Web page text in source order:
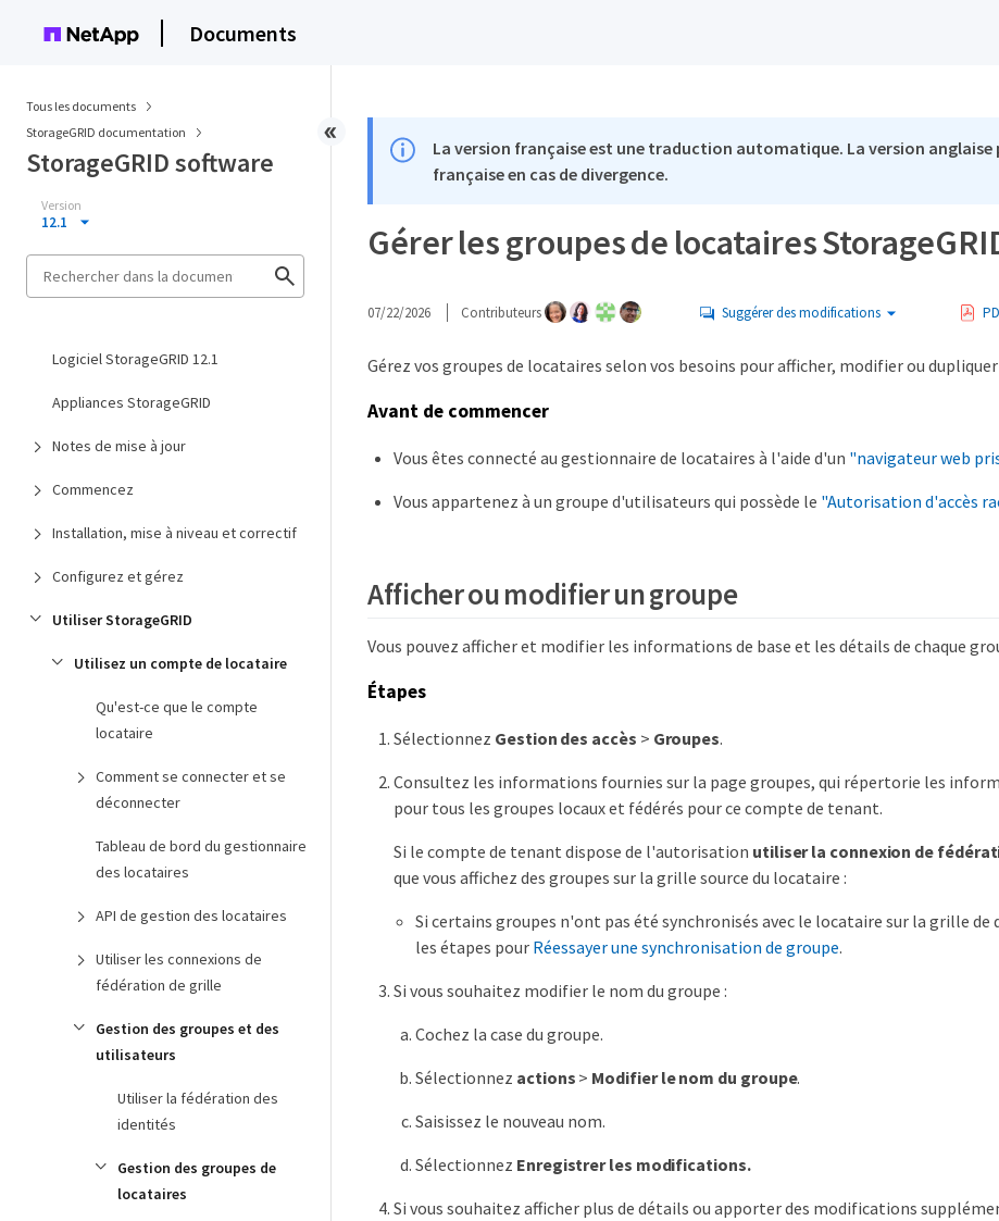
Documents
Tous les documents
StorageGRID documentation
StorageGRID software
Version
12.1
Logiciel StorageGRID 12.1
Appliances StorageGRID
Notes de mise à jour
Commencez
Installation, mise à niveau et correctif
Configurez et gérez
Utiliser StorageGRID
Utilisez un compte de locataire
Qu'est-ce que le compte
locataire
Comment se connecter et se
déconnecter
Tableau de bord du gestionnaire
des locataires
API de gestion des locataires
Utiliser les connexions de
fédération de grille
Gestion des groupes et des
utilisateurs
Utiliser la fédération des
identités
Gestion des groupes de
locataires
La version française est une traduction automatique. La version anglaise
française en cas de divergence.
Gérer les groupes de locataires
07/22/2026 Contributeurs Suggérer des modifications
Gérez vos groupes de locataires selon vos besoins pour afficher, modifier ou
Avant de commencer
Vous êtes connecté au gestionnaire de locataires à l'aide d'un "navigateur web
Vous appartenez à un groupe d'utilisateurs qui possède le "Autorisation d'accès
Afficher ou modifier un groupe
Vous pouvez afficher et modifier les informations de base et les détails de chaque
Étapes
Sélectionnez Gestion des accès > Groupes.
Consultez les informations fournies sur la page groupes, qui répertorie les
pour tous les groupes locaux et fédérés pour ce compte de tenant.
Si le compte de tenant dispose de l'autorisation utiliser la connexion de
que vous affichez des groupes sur la grille source du locataire :
Si certains groupes n'ont pas été synchronisés avec le locataire sur la grille de
les étapes pour Réessayer une synchronisation de groupe.
Si vous souhaitez modifier le nom du groupe :
Cochez la case du groupe.
Sélectionnez actions > Modifier le nom du groupe.
Saisissez le nouveau nom.
Sélectionnez Enregistrer les modifications.
Si vous souhaitez afficher plus de détails ou apporter des modifications